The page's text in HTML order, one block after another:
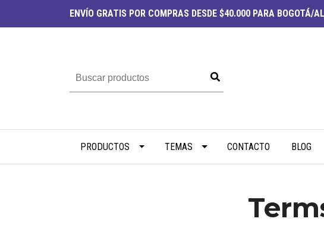
ENVÍO GRATIS POR COMPRAS DESDE $40.000 PARA BOGOTÁ/
PRODUCTOS TEMAS CONTACTO BLOG